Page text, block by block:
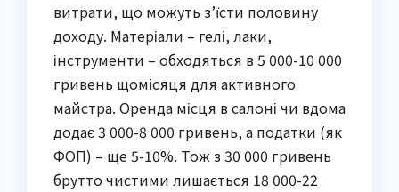
витрати, що можуть з’їсти половину
доходу. Матеріали – гелі, лаки,
інструменти – обходяться в 5 000-10 000
гривень щомісяця для активного
майстра. Оренда місця в салоні чи вдома
додає 3 000-8 000 гривень, а податки (як
ФОП) – ще 5-10%. Тож з 30 000 гривень
брутто чистими лишається 18 000-22